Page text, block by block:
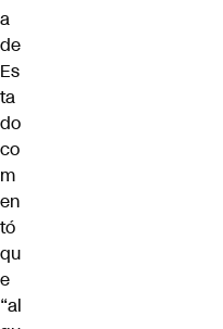
a
de
Es
ta
do
co
m
en
tó
qu
e
“al